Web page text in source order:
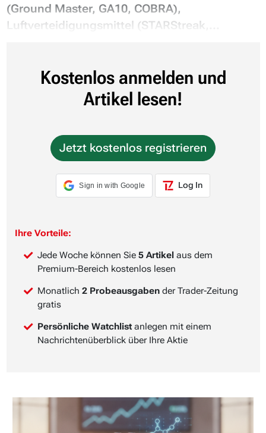
(Ground Master, GA10, COBRA),
Luftverteidigungsmittel (STARStreak,...
Kostenlos anmelden und
Artikel lesen!
Jetzt kostenlos registrieren
Sign in with Google Log In
Ihre Vorteile:
Jede Woche können Sie 5 Artikel aus dem
Premium-Bereich kostenlos lesen
Monatlich 2 Probeausgaben der Trader-Zeitung
gratis
Persönliche Watchlist anlegen mit einem
Nachrichtenüberblick über Ihre Aktie